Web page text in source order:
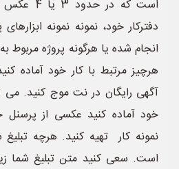
است که
دفترکار خود، نمونه نمونه
انجام شده یا هرگونه پروژه مربوط
هرچیز مرتبط با کار خود آماده
آگهی رایگان در نت موج کنید. می
خود آماده کنید عکسی از پرسنل
نمونه کار تهیه کنید. هرچه
است. سعی کنید متن تبلیغ شما